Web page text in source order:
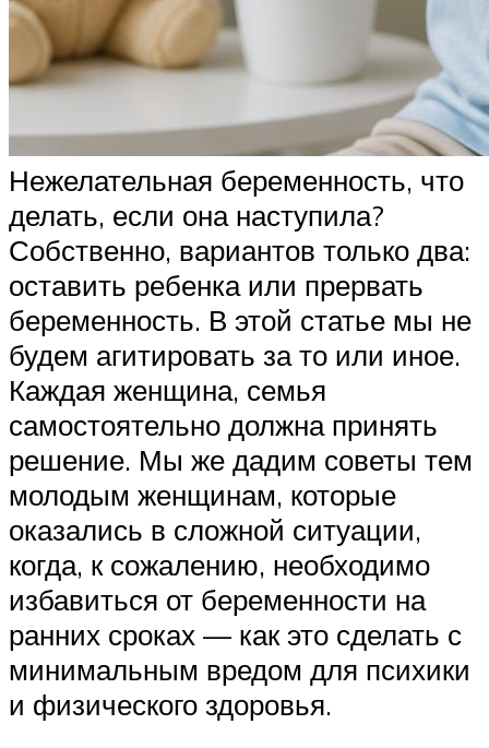
Нежелательная беременность, что
делать, если она наступила?
Собственно, вариантов только два:
оставить ребенка или прервать
беременность. В этой статье мы не
будем агитировать за то или иное.
Каждая женщина, семья
самостоятельно должна принять
решение. Мы же дадим советы тем
молодым женщинам, которые
оказались в сложной ситуации,
когда, к сожалению, необходимо
избавиться от беременности на
ранних сроках — как это сделать с
минимальным вредом для психики
и физического здоровья.